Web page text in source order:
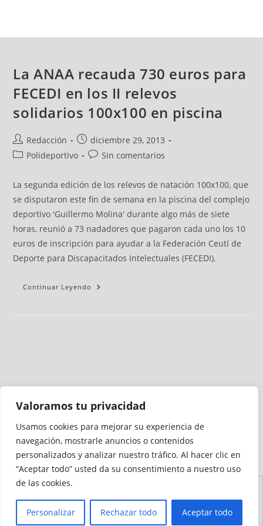
Valoramos tu privacidad
Usamos cookies para mejorar su experiencia de
navegación, mostrarle anuncios o contenidos
personalizados y analizar nuestro tráfico. Al hacer clic en
“Aceptar todo” usted da su consentimiento a nuestro uso
de las cookies.
Personalizar Rechazar todo Aceptar todo
La ANAA recauda 730 euros para
FECEDI en los II relevos
solidarios 100x100 en piscina
Redacción
diciembre 29, 2013
Polideportivo
Sin comentarios
La segunda edición de los relevos de natación 100x100, que
se disputaron este fin de semana en la piscina del complejo
deportivo 'Guillermo Molina' durante algo más de siete
horas, reunió a 73 nadadores que pagaron cada uno los 10
euros de inscripción para ayudar a la Federación Ceutí de
Deporte para Discapacitados Intelectuales (FECEDI).
Continuar Leyendo
Medio auditado por
Accesibilidad
Sitio
Cookies
Privacidad